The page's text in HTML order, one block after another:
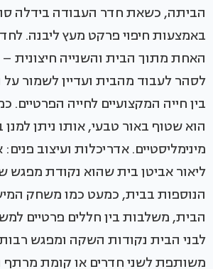
הביתה, כשאת חדר העבודה בידלה
באמצעות חיפוי פרקט מעץ ליבנה.
האחת מתוך הבית והשנייה
לסהר לעבוד מהבית ועדיין לשמור
בין חייה המקצועיים לחייה הפרטיים.
הוא שטוף באור טבעי, אותו ניתן למנן
מינימליסטיים. אדריכלות ועיצוב
ליאור אביטן בית שהוא נקודת מפגש
הנוספות בבית, כמעט כמו משחק
הבית, משלבות בין חללים פרטיים
לבני הבית נקודות השקה ומפגש
משותפת לשני חדרים או קומת מרתף